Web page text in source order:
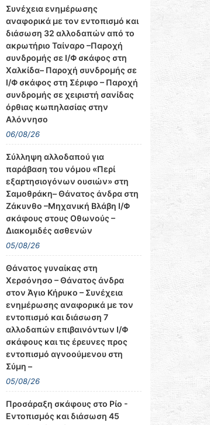
Συνέχεια ενημέρωσης
αναφορικά με τον εντοπισμό και
διάσωση 32 αλλοδαπών από το
ακρωτήριο Ταίναρο –Παροχή
συνδρομής σε Ι/Φ σκάφος στη
Χαλκίδα– Παροχή συνδρομής σε
Ι/Φ σκάφος στη Σέριφο – Παροχή
συνδρομής σε χειριστή σανίδας
όρθιας κωπηλασίας στην
Αλόννησο
06/08/26
Σύλληψη αλλοδαπού για
παράβαση του νόμου «Περί
εξαρτησιογόνων ουσιών» στη
Σαμοθράκη– Θάνατος άνδρα στη
Ζάκυνθο –Μηχανική Βλάβη Ι/Φ
σκάφους στους Οθωνούς –
Διακομιδές ασθενών
05/08/26
Θάνατος γυναίκας στη
Χερσόνησο – Θάνατος άνδρα
στον Άγιο Κήρυκο – Συνέχεια
ενημέρωσης αναφορικά με τον
εντοπισμό και διάσωση 7
αλλοδαπών επιβαινόντων Ι/Φ
σκάφους και τις έρευνες προς
εντοπισμό αγνοούμενου στη
Σύμη –
05/08/26
Προσάραξη σκάφους στο Ρίο -
Εντοπισμός και διάσωση 45